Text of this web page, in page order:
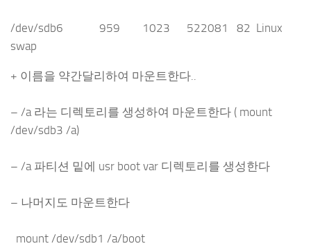
/dev/sdb6 959 1023 522081 82 Linux
swap
+ 이름을 약간달리하여 마운트한다..
– /a 라는 디렉토리를 생성하여 마운트한다 ( mount
/dev/sdb3 /a)
– /a 파티션 밑에 usr boot var 디렉토리를 생성한다
– 나머지도 마운트한다
mount /dev/sdb1 /a/boot